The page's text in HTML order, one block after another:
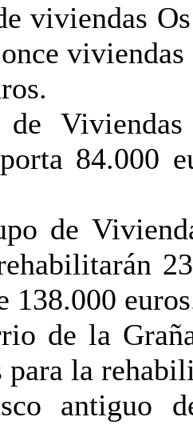
viviendas
84.000
de
138.000
de la
para la
antiguo